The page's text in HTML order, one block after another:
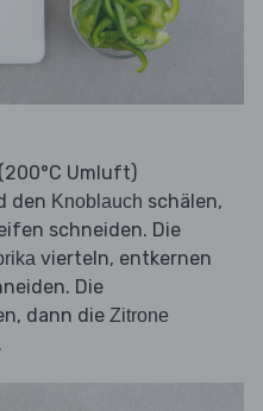
Umluft)
den Knoblauch schälen,
schneiden. Die
vierteln, entkernen
Die
dann die Zitrone